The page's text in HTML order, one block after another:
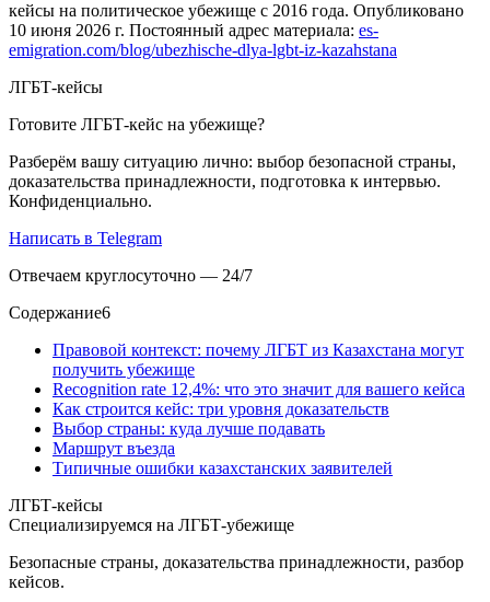
кейсы на политическое убежище с 2016 года. Опубликовано
10 июня 2026 г. Постоянный адрес материала: es-
emigration.com/blog/ubezhische-dlya-lgbt-iz-kazahstana
ЛГБТ-кейсы
Готовите ЛГБТ-кейс на убежище?
Разберём вашу ситуацию лично: выбор безопасной страны,
доказательства принадлежности, подготовка к интервью.
Конфиденциально.
Написать в Telegram
Отвечаем круглосуточно — 24/7
Содержание6
Правовой контекст: почему ЛГБТ из Казахстана могут
получить убежище
Recognition rate 12,4%: что это значит для вашего кейса
Как строится кейс: три уровня доказательств
Выбор страны: куда лучше подавать
Маршрут въезда
Типичные ошибки казахстанских заявителей
ЛГБТ-кейсы
Специализируемся на ЛГБТ-убежище
Безопасные страны, доказательства принадлежности, разбор
кейсов.